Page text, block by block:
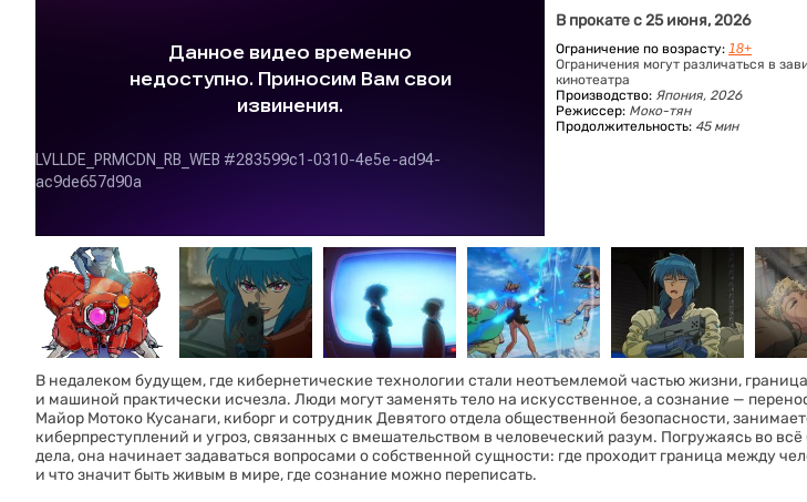
В прокате с 25 июня, 2026
Ограничение по возрасту: 18+
Ограничения могут различаться в
кинотеатра
Производство: Япония, 2026
Режиссер: Моко-тян
Продолжительность: 45 мин
В недалеком будущем, где кибернетические технологии стали неотъемлемой частью жизни,
и машиной практически исчезла. Люди могут заменять тело на искусственное, а сознание —
Майор Мотоко Кусанаги, киборг и сотрудник Девятого отдела общественной безопасности,
киберпреступлений и угроз, связанных с вмешательством в человеческий разум. Погружаясь во
дела, она начинает задаваться вопросами о собственной сущности: где проходит граница между
и что значит быть живым в мире, где сознание можно переписать.